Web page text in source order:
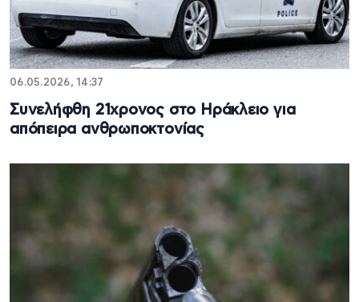
06.05.2026, 14:37
Συνελήφθη 21χρονος στο Ηράκλειο για
απόπειρα ανθρωποκτονίας